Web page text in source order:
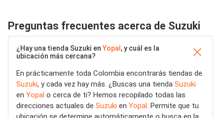
Preguntas frecuentes acerca de Suzuki
¿Hay una tienda Suzuki enYopal , y cuál es la
ubicación más cercana?
En prácticamente toda Colombia encontrarás tiendas de
Suzuki, y cada vez hay más. ¿Buscas una tienda Suzuki
en Yopal o cerca de ti? Hemos recopilado todas las
direcciones actuales de Suzuki en Yopal. Permite que tu